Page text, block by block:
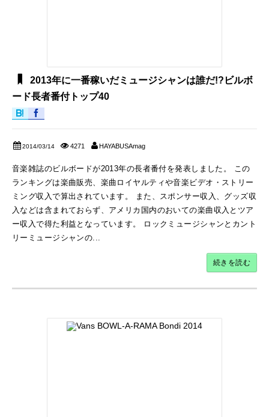
2013年に一番稼いだミュージシャンは誰だ!?ビルボ
ード長者番付トップ40
2014/03/14 4271 HAYABUSAmag
音楽雑誌のビルボードが2013年の長者番付を発表しました。 この
ランキングは楽曲販売、楽曲ロイヤルティや音楽ビデオ・ストリー
ミング収入で算出されています。 また、スポンサー収入、グッズ収
入などは含まれておらず、アメリカ国内のおいての楽曲収入とツア
ー収入で得た利益となっています。 ロックミュージシャンとカント
リーミュージシャンの...
続きを読む